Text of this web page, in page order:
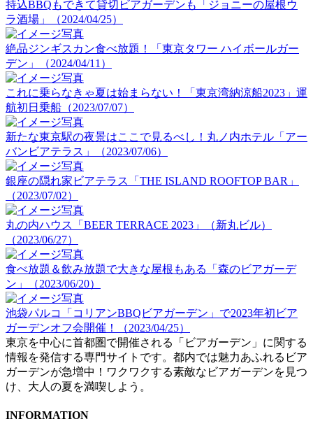
持込BBQもできて貸切ビアガーデンも「ジョニーの屋根ウ
ラ酒場」（2024/04/25）
絶品ジンギスカン食べ放題！「東京タワー ハイボールガー
デン」（2024/04/11）
これに乗らなきゃ夏は始まらない！「東京湾納涼船2023」運
航初日乗船（2023/07/07）
新たな東京駅の夜景はここで見るべし！丸ノ内ホテル「アー
バンビアテラス」（2023/07/06）
銀座の隠れ家ビアテラス「THE ISLAND ROOFTOP BAR」
（2023/07/02）
丸の内ハウス「BEER TERRACE 2023」（新丸ビル）
（2023/06/27）
食べ放題＆飲み放題で大きな屋根もある「森のビアガーデ
ン」（2023/06/20）
池袋パルコ「コリアンBBQビアガーデン」で2023年初ビア
ガーデンオフ会開催！（2023/04/25）
東京を中心に首都圏で開催される「ビアガーデン」に関する
情報を発信する専門サイトです。都内では魅力あふれるビア
ガーデンが急増中！ワクワクする素敵なビアガーデンを見つ
け、大人の夏を満喫しよう。
INFORMATION